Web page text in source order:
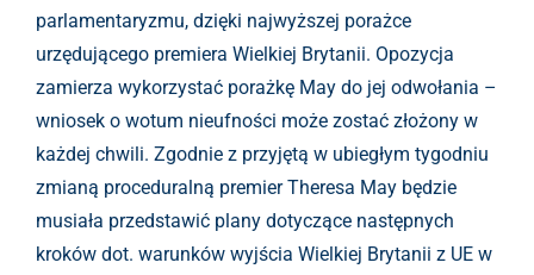
parlamentaryzmu, dzięki najwyższej porażce
urzędującego premiera Wielkiej Brytanii. Opozycja
zamierza wykorzystać porażkę May do jej odwołania –
wniosek o wotum nieufności może zostać złożony w
każdej chwili. Zgodnie z przyjętą w ubiegłym tygodniu
zmianą proceduralną premier Theresa May będzie
musiała przedstawić plany dotyczące następnych
kroków dot. warunków wyjścia Wielkiej Brytanii z UE w